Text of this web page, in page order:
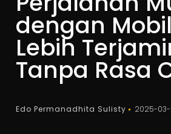
dengan
Lebih
Tanpa Rasa
Edo Permanadhita Sulisty 2025-